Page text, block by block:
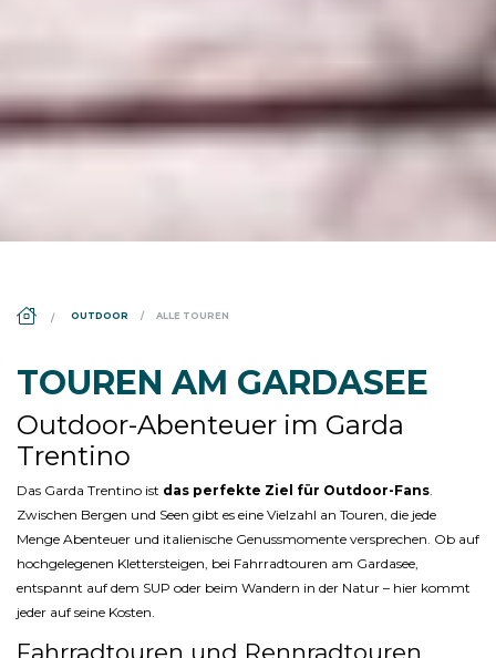
OUTDOOR ALLE TOUREN
TOUREN AM GARDASEE
Outdoor-Abenteuer im Garda
Trentino
Das Garda Trentino ist das perfekte Ziel für Outdoor-Fans
Zwischen Bergen und Seen gibt es eine Vielzahl an Touren, die jede
Menge Abenteuer und italienische Genussmomente versprechen. Ob auf
hochgelegenen Klettersteigen, bei Fahrradtouren am Gardasee,
entspannt auf dem SUP oder beim Wandern in der Natur – hier kommt
jeder auf seine Kosten.
Fahrradtouren und Rennradtouren